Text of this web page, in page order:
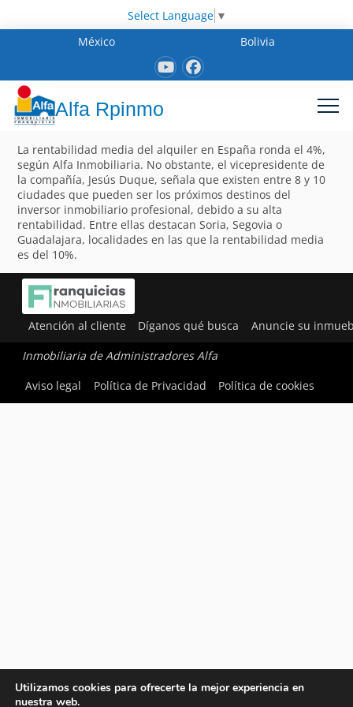
Select Language ▼
México
Bolivia
Alfa Rpinmo
La rentabilidad media del alquiler en España ronda el 4%,
según Alfa Inmobiliaria. No obstante, el vicepresidente de
la compañía, Jesús Duque, señala que existen entre 8 y 10
ciudades que pueden ser los próximos destinos del
inversor inmobiliario profesional, debido a su alta
rentabilidad. Entre ellas destacan Soria, Segovia o
Guadalajara, localidades en las que la rentabilidad media
es del 10%.
Atención al cliente Díganos qué busca Anuncie su
Inmobiliaria de Administradores Alfa
Aviso legal
Política de Privacidad Política de cookies
Utilizamos cookies para ofrecerte la mejor experiencia en
nuestra web.